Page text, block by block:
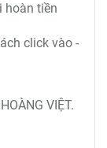
hoàn tiền
click vào -
VIỆT.